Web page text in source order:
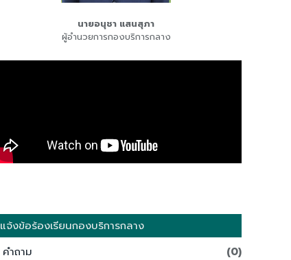
นายอนุชา แสนสุภา
ผู้อำนวยการกองบริการกลาง
แจ้งข้อร้องเรียนกองบริการกลาง
คำถาม
(0)